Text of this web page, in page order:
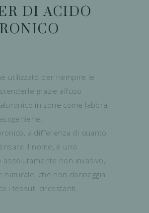
DI ACIDO
utilizzato per riempire le
grazie all’uso
in zone come labbra,
a differenza di quanto
il nome, è uno
non invasivo,
naturale, che non danneggia
i tessuti circostanti.